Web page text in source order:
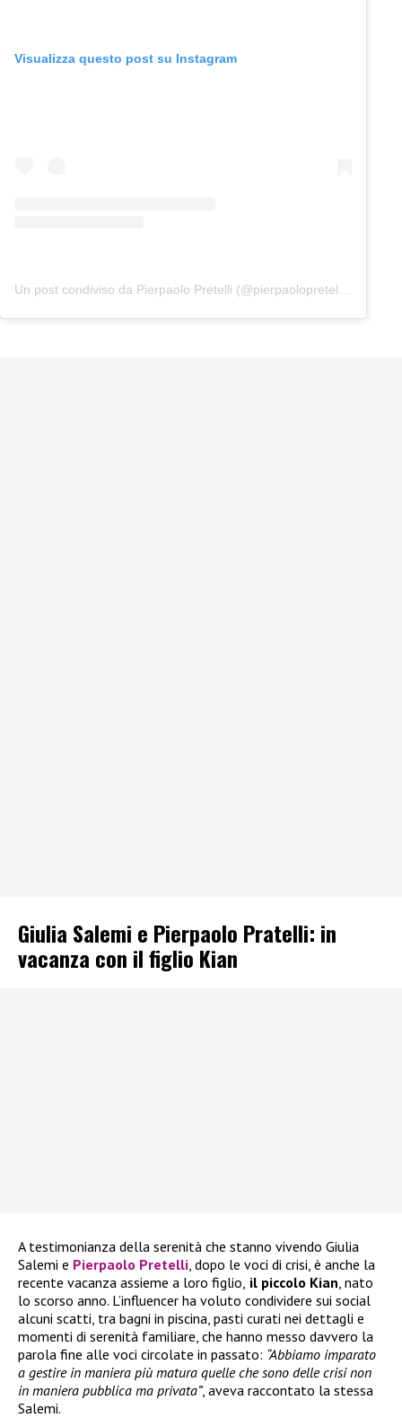
Visualizza questo post su Instagram
Giulia Salemi e Pierpaolo Pratelli: in
vacanza con il figlio Kian
A testimonianza della serenità che stanno vivendo Giulia
Salemi e Pierpaolo Pretelli , dopo le voci di crisi, è anche la
recente vacanza assieme a loro figlio, il piccolo Kian , nato
lo scorso anno. L’influencer ha voluto condividere sui social
alcuni scatti, tra bagni in piscina, pasti curati nei dettagli e
momenti di serenità familiare, che hanno messo davvero la
parola fine alle voci circolate in passato: “Abbiamo imparato
a gestire in maniera più matura quelle che sono delle crisi non
in maniera pubblica ma privata”, aveva raccontato la stessa
Salemi.